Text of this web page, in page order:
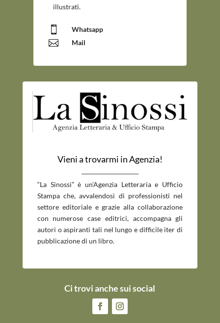
illustrati.
 Whatsapp
 Mail
Vieni a trovarmi in Agenzia!
“La Sinossi” è un’Agenzia Letteraria e Ufficio
Stampa che, avvalendosi di professionisti nel
settore editoriale e grazie alla collaborazione
con numerose case editrici, accompagna gli
autori o aspiranti tali nel lungo e difficile iter di
pubblicazione di un libro.
Ci trovi anche sui social